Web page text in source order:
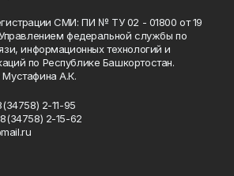
СМИ: ПИ № ТУ 02 - 01800 от 19
федеральной службы по
информационных технологий и
по Республике Башкортостан.
А.К.
2-11-95
2-15-62